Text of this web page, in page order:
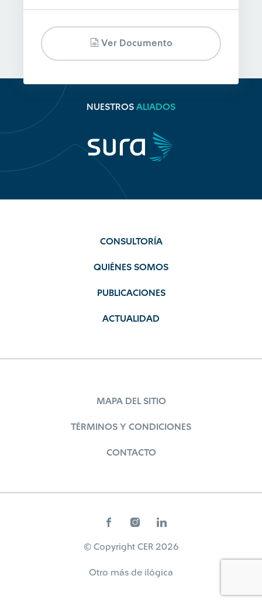
Ver Documento
NUESTROS ALIADOS
CONSULTORÍA
QUIÉNES SOMOS
PUBLICACIONES
ACTUALIDAD
MAPA DEL SITIO
TÉRMINOS Y CONDICIONES
CONTACTO
© Copyright CER 2026
Otro más de ilógica